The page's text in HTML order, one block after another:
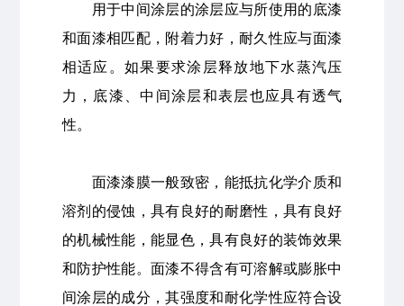
用于中间涂层的涂层应与所使用的底漆
和面漆相匹配，附着力好，耐久性应与面漆
相适应。如果要求涂层释放地下水蒸汽压
力，底漆、中间涂层和表层也应具有透气
性。
面漆漆膜一般致密，能抵抗化学介质和
溶剂的侵蚀，具有良好的耐磨性，具有良好
的机械性能，能显色，具有良好的装饰效果
和防护性能。面漆不得含有可溶解或膨胀中
间涂层的成分，其强度和耐化学性应符合设